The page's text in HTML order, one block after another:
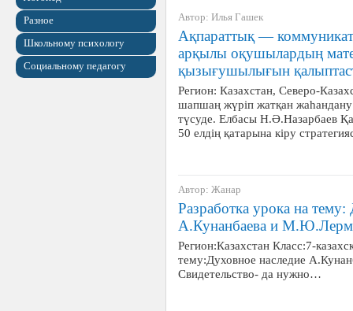
Разное
Школьному психологу
Социальному педагогу
Автор: Илья Гашек
Ақпараттық —
арқылы оқушылардың
қызығушылығын
Регион: Казахстан, Северо-
шапшаң жүріп жатқан жаһандану
түсуде. Елбасы Н.Ә.Назарбаев
50 елдің қатарына кіру
Автор: Жанар
Разработка урока на тему:
А.Кунанбаева и
Регион:Казахстан Класс:7-
тему:Духовное наследие
Свидетельство- да нужно…